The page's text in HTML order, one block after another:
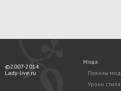
©2007-2014
Lady-live.ru
Мода
Показы мод
Уроки стиля